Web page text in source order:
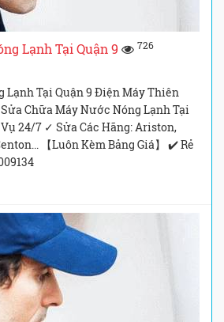
Lạnh Tại Quận 9 726
Lạnh Tại Quận 9 Điện Máy Thiên
Sửa Chữa Máy Nước Nóng Lạnh Tại
24/7 ✓ Sửa Các Hãng: Ariston,
【Luôn Kèm Bảng Giá】 ✔️ Rẻ